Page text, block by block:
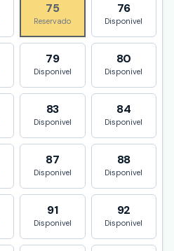
75
Reservado
76
Disponivel
79
Disponivel
80
Disponivel
83
Disponivel
84
Disponivel
87
Disponivel
88
Disponivel
91
Disponivel
92
Disponivel